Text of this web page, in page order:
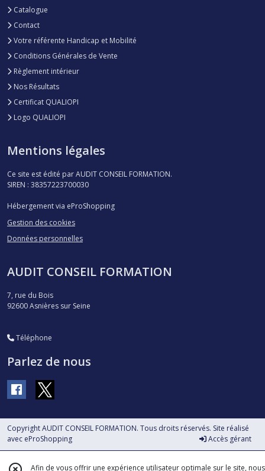
Catalogue
Contact
Votre référente Handicap et Mobilité
Conditions Générales de Vente
Règlement intérieur
Nos Résultats
Certificat QUALIOPI
Logo QUALIOPI
Mentions légales
Ce site est édité par AUDIT CONSEIL FORMATION.
SIREN : 38357223700030
Hébergement via eProShopping
Gestion des cookies
Données personnelles
AUDIT CONSEIL FORMATION
7, rue du Bois
92600Asnières sur Seine
Téléphone
Parlez de nous
Copyright AUDIT CONSEIL FORMATION. Tous droits réservés. Site réalisé
avec eProShopping Accès gérant
Afin de vous offrir une expérience utilisateur optimale sur le site, nous